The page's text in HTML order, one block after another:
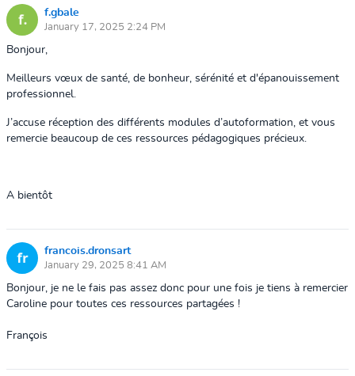
f.gbale
January 17, 2025 2:24 PM
Bonjour,
Meilleurs vœux de santé, de bonheur, sérénité et d'épanouissement
professionnel.
J’accuse réception des différents modules d’autoformation, et vous
remercie beaucoup de ces ressources pédagogiques précieux.
A bientôt
francois.dronsart
January 29, 2025 8:41 AM
Bonjour, je ne le fais pas assez donc pour une fois je tiens à remercier
Caroline pour toutes ces ressources partagées !
François